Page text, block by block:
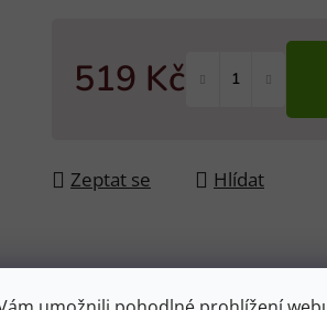
519 Kč
Zeptat se Hlídat